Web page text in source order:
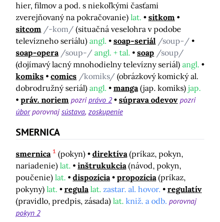
hier, filmov a pod. s niekoľkými časťami
zverejňovaný na pokračovanie) lat.
sitkom
sitcom /-kom/ (situačná veselohra v podobe
televízneho seriálu) angl. soap-seriál /soup-/
soap-opera /soup-/ angl. + tal. soap /soup/
(dojímavý lacný mnohodielny televízny seriál) angl.
komiks
comics /komiks/ (obrázkový komický al.
dobrodružný seriál) angl. manga (jap. komiks) jap.
práv. noriem pozriprávo 2 súprava odevov pozri
úbor porovnajsústava zoskupenie
SMERNICA
smernica 1 (pokyn) direktíva (príkaz, pokyn,
nariadenie) lat. inštrukukcia (návod, pokyn,
poučenie) lat. dispozícia propozícia (príkaz,
pokyny) lat. regula lat. zastar. al. hovor.
regulatív
(pravidlo, predpis, zásada) lat. kniž. a odb. porovnaj
pokyn 2